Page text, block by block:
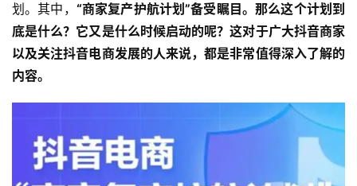
划。其中， “商家复产护航计划”备受瞩目。那么这个计划到
底是什么？它又是什么时候启动的呢？这对于广大抖音商家
以及关注抖音电商发展的人来说，都是非常值得深入了解的
内容。